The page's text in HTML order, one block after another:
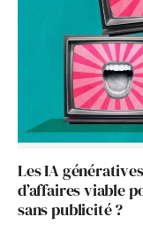
Les IA
d’affaires viable
sans publicité ?